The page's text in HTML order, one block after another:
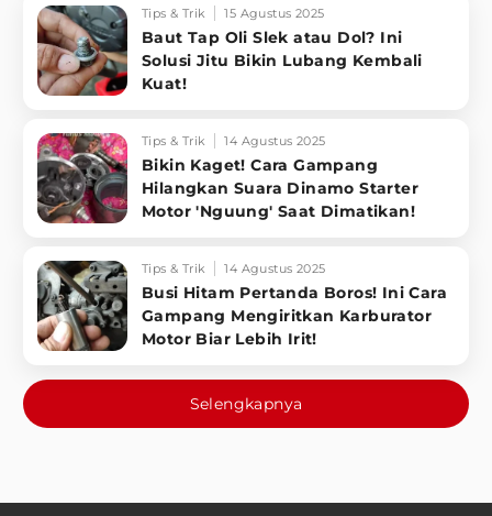
Tips & Trik 15 Agustus 2025
Baut Tap Oli Slek atau Dol? Ini
Solusi Jitu Bikin Lubang Kembali
Kuat!
Tips & Trik 14 Agustus 2025
Bikin Kaget! Cara Gampang
Hilangkan Suara Dinamo Starter
Motor 'Nguung' Saat Dimatikan!
Tips & Trik 14 Agustus 2025
Busi Hitam Pertanda Boros! Ini Cara
Gampang Mengiritkan Karburator
Motor Biar Lebih Irit!
Selengkapnya